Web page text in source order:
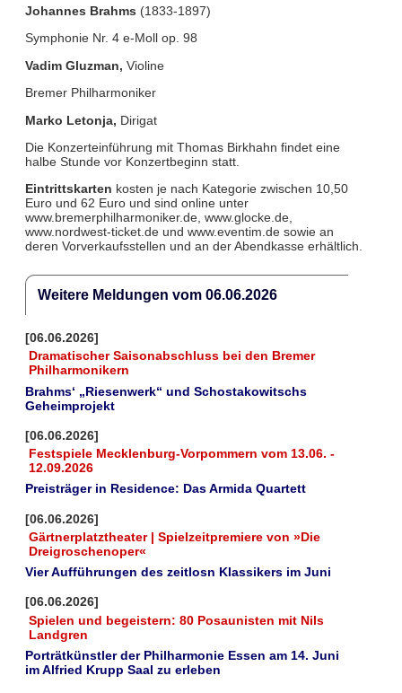
Johannes Brahms (1833-1897)
Symphonie Nr. 4 e-Moll op. 98
Vadim Gluzman, Violine
Bremer Philharmoniker
Marko Letonja, Dirigat
Die Konzerteinführung mit Thomas Birkhahn findet eine
halbe Stunde vor Konzertbeginn statt.
Eintrittskarten kosten je nach Kategorie zwischen 10,50
Euro und 62 Euro und sind online unter
www.bremerphilharmoniker.de, www.glocke.de,
www.nordwest-ticket.de und www.eventim.de sowie an
deren Vorverkaufsstellen und an der Abendkasse erhältlich.
Weitere Meldungen vom 06.06.2026
[06.06.2026]
Dramatischer Saisonabschluss bei den Bremer
Philharmonikern
Brahms‘ „Riesenwerk“ und Schostakowitschs
Geheimprojekt
[06.06.2026]
Festspiele Mecklenburg-Vorpommern vom 13.06. -
12.09.2026
Preisträger in Residence: Das Armida Quartett
[06.06.2026]
Gärtnerplatztheater | Spielzeitpremiere von »Die
Dreigroschenoper«
Vier Aufführungen des zeitlosn Klassikers im Juni
[06.06.2026]
Spielen und begeistern: 80 Posaunisten mit Nils
Landgren
Porträtkünstler der Philharmonie Essen am 14. Juni
im Alfried Krupp Saal zu erleben